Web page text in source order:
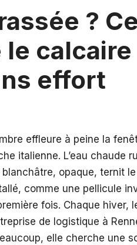
? Ce
calcaire
effort
effleure à peine la
italienne. L’eau chaude
opaque, ternit
comme une pellicule
fois. Chaque hiver,
de logistique à
elle cherche une